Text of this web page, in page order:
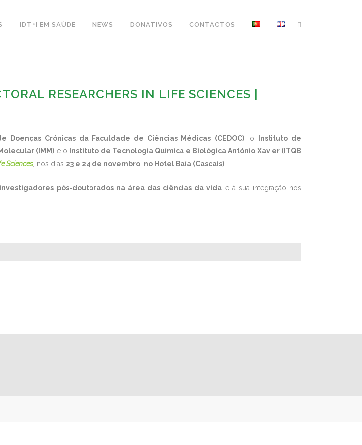
IDT+I EM SAÚDE NEWS DONATIVOS CONTACTOS
RESEARCHERS IN LIFE SCIENCES |
Doenças Crónicas da Faculdade de Ciências Médicas (CEDOC), o
Instituto de
(IMM) e o
Instituto de Tecnologia Química e Biológica António Xavier (ITQB
Sciences nos dias 23 e 24 de novembro no Hotel Baía (Cascais)
investigadores pós-doutorados na área das ciências da vida e à sua integração nos